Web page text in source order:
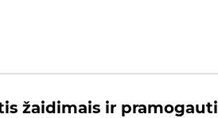
žaidimais ir pramogauti